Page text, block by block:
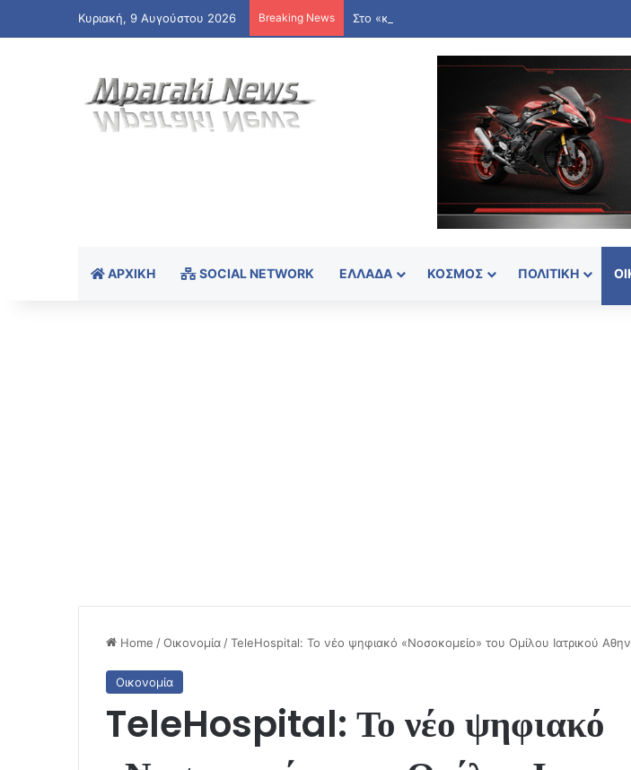
Κυριακή, 9 Αυγούστου 2026 Breaking News
ΑΡΧΙΚΉ SOCIAL NETWORK ΕΛΛΆΔΑ ΚΌΣΜΟΣ ΠΟΛΙΤΙΚΉ
Home /Οικονομία /TeleHospital: Το νέο ψηφιακό «Νοσοκομείο» του Ομίλου Ιατρικού
Οικονομία
TeleHospital: Το νέο ψηφιακό